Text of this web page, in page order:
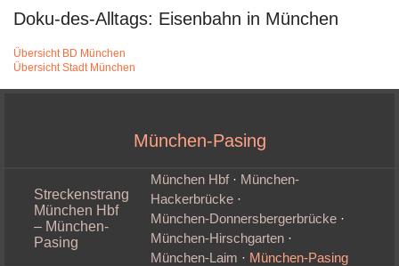
Doku-des-Alltags: Eisenbahn in München
Übersicht BD München
Übersicht Stadt München
München-Pasing
Streckenstrang
München Hbf
– München-
Pasing
München Hbf· München-
Hackerbrücke·
München‑Donnersbergerbrücke·
München‑Hirschgarten·
München‑Laim · München-Pasing